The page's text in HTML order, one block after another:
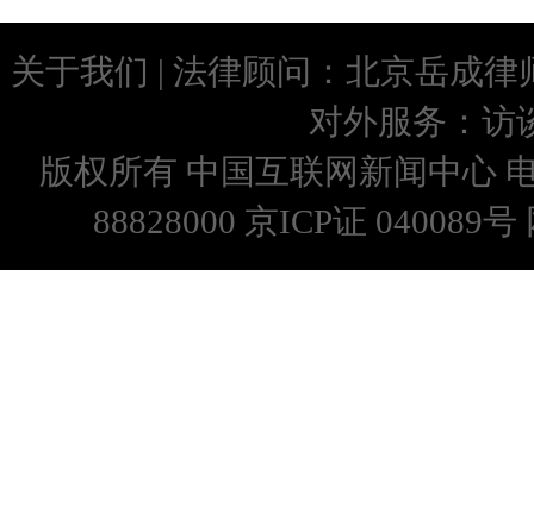
关于我们 | 法律顾问： 北京岳成律
对外服务： 访
版权所有 中国互联网新闻中心
88828000 京ICP证 040089